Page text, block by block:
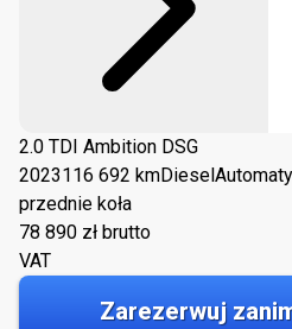
2.0 TDI Ambition DSG
2023116 692 kmDiesel
przednie koła
78 890 zł brutto
VAT
Zarezerwuj